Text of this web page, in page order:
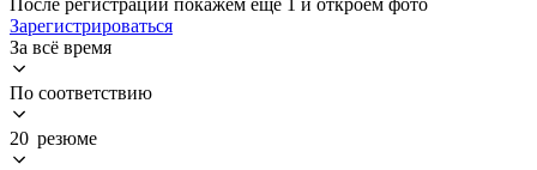
Зарегистрироваться
За всё время
По соответствию
20 резюме